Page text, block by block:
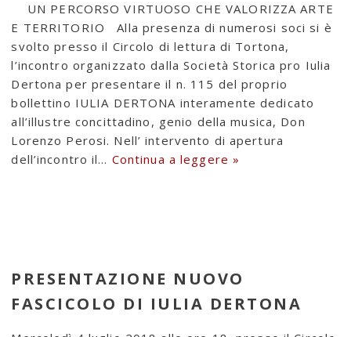
UN PERCORSO VIRTUOSO CHE VALORIZZA ARTE
E TERRITORIO Alla presenza di numerosi soci si è
svolto presso il Circolo di lettura di Tortona,
l’incontro organizzato dalla Società Storica pro Iulia
Dertona per presentare il n. 115 del proprio
bollettino IULIA DERTONA interamente dedicato
all’illustre concittadino, genio della musica, Don
Lorenzo Perosi. Nell’ intervento di apertura
dell’incontro il… Continua a leggere »
PRESENTAZIONE NUOVO
FASCICOLO DI IULIA DERTONA